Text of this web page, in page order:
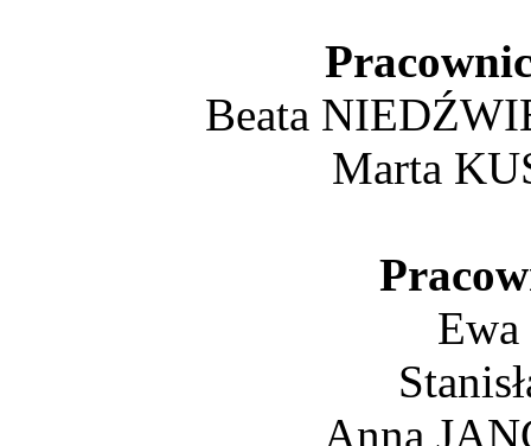
Beata
Marta
Anna